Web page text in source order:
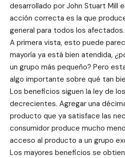
desarrollado por John Stuart Mill
acción correcta es la que
general para todos los afectados.
A primera vista, esto puede
mayoría ya está bien atendida,
un grupo más pequeño? Pero
algo importante sobre qué tan
Los beneficios siguen la ley de
decrecientes. Agregar una
producto que ya satisface las
consumidor produce mucho
acceso al producto a un grupo
Los mayores beneficios se